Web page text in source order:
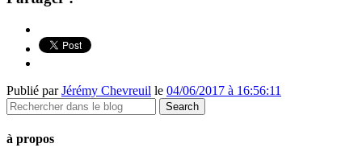
Publié parJérémy Chevreuil le 04/06/2017 à 16:56:11
à propos